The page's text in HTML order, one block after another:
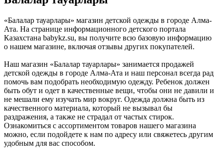
«Балалар тауарлары» магазин детской одежды в городе Алма-
Ата. На странице информационного детского портала
Казахстана babykz.su, вы получите всю базовую информацию
о нашем магазине, включая отзывы других покупателей.
Наш магазин «Балалар тауарлары» занимается продажей
детской одежды в городе Алма-Ата и наш персонал всегда рад
помочь вам подобрать необходимую одежду. Ребенок должен
быть обут и одет в качественные вещи, чтобы они не давили и
не мешали ему изучать мир вокруг. Одежда должна быть из
качественного материала, который не вызывал бы
раздражения, а также не страдал от частых стирок.
Ознакомиться с ассортиментом товаров нашего магазина
можно, если подойдете к нам по адресу или свяжетесь другим
удобным для вас способом.